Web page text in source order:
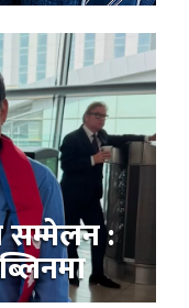
सम्मेलन :